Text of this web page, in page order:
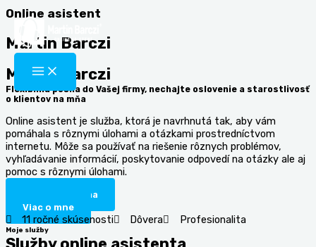
na
Online asistent
Martin Barczi
Martin Barczi
Flexibilná posila do Vašej firmy, nechajte oslovenie a starostlivosť
o klientov na mňa
Online asistent je služba, ktorá je navrhnutá tak, aby vám
pomáhala s rôznymi úlohami a otázkami prostredníctvom
internetu. Môže sa používať na riešenie rôznych problémov,
vyhľadávanie informácií, poskytovanie odpovedí na otázky ale aj
pomoc s rôznymi úlohami.
Kontaktujte ma
Viac o mne
11 ročné skúsenosti Dôvera Profesionalita
Moje služby